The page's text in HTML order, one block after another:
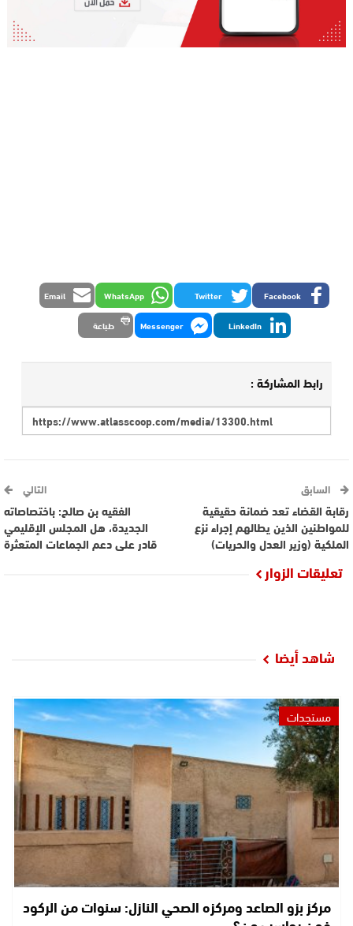
Facebook
Twitter
WhatsApp
Email
LinkedIn
Messenger طباعة
رابط المشاركة :
السابق
رقابة القضاء تعد ضمانة حقيقية
للمواطنين الذين يطالهم إجراء نزع
الملكية (وزير العدل والحريات)
التالي
الفقيه بن صالح: باختصاصاته
الجديدة، هل المجلس الإقليمي
قادر على دعم الجماعات المتعثرة
تعليقات الزوار
شاهد أيضا
مستجدات
مركز بزو الصاعد ومركزه الصحي النازل: سنوات من الركود